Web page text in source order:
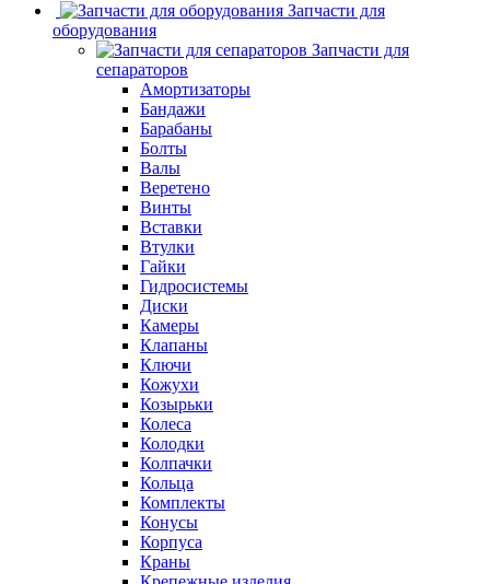
Запчасти для
оборудования
Запчасти для
сепараторов
Амортизаторы
Бандажи
Барабаны
Болты
Валы
Веретено
Винты
Вставки
Втулки
Гайки
Гидросистемы
Диски
Камеры
Клапаны
Ключи
Кожухи
Козырьки
Колеса
Колодки
Колпачки
Кольца
Комплекты
Конусы
Корпуса
Краны